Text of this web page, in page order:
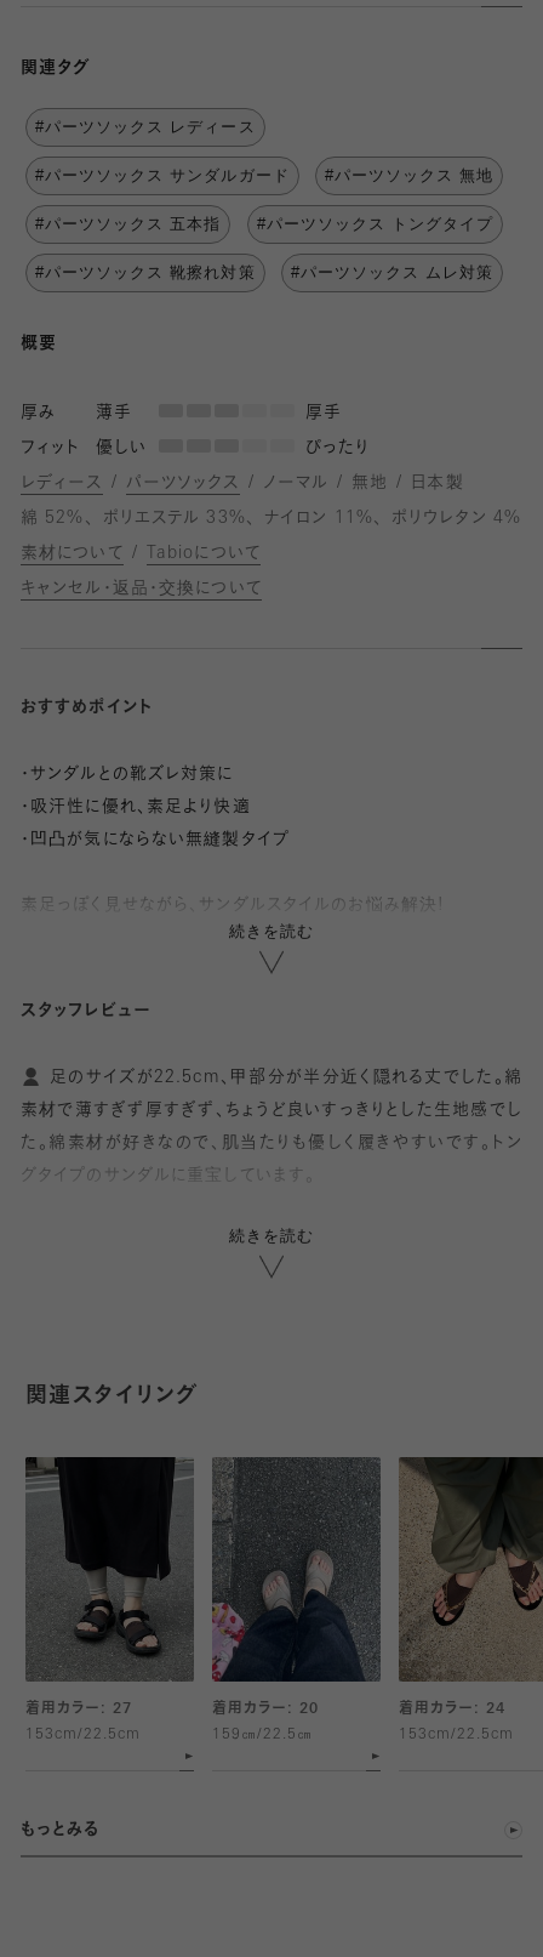
関連タグ
#パーツソックス レディース
#パーツソックス サンダルガード #パーツソックス 無地
#パーツソックス 五本指 #パーツソックス トングタイプ
#パーツソックス 靴擦れ対策 #パーツソックス ムレ対策
概要
厚み 薄手
厚手
フィット
優しい
ぴったり
レディース
パーツソックス ノーマル 無地
日本製
綿 52%
ポリエステル 33% ナイロン 11%
ポリウレタン 4%
素材について
Tabioについて
キャンセル・返品・交換について
おすすめポイント
・サンダルとの靴ズレ対策に
・吸汗性に優れ、素足より快適
・凹凸が気にならない無縫製タイプ
素足っぽく見せながら、サンダルスタイルのお悩み解決!
サンダルと肌が直接触れる部分を守り、靴ズレ防止に役立つ便利
なトングソックス。
サラッとした履き心地で汗を吸い取り、暑い時期の足指のベタベ
タによる不快感の軽減やムレ対策にも役立ちます。
程よい生地の厚さで、ごろつきのない快適な着用感です。
独立した親指部分が押さえになるのでズレにくく、たくさん歩く日
す。
サンダルにはもちろん、浴衣で下駄を履く時にもおすすめです。
続きを読む
スタッフレビュー
足のサイズが22.5cm、甲部分が半分近く隠れる丈でした。綿
素材で薄すぎず厚すぎず、ちょうど良いすっきりとした生地感でし
た。綿素材が好きなので、肌当たりも優しく履きやすいです。トン
グタイプのサンダルに重宝しています。
アイボリーとゴールドのトングサンダルを持っているので<27
ベージュモク><22チャ>を購入。足を包む面積が広めなので、汗
ンダルにとても合います。
甲の部分が深めにできているので、歩いていてズレてくる心配
もなく履けます。また、履いていることを忘れるくらい程よいフィッ
ト感で肌触りも柔らかいので、素足よりも快適です。一度履いたら
素足にサンダルには戻れません。
脱げずらく、薄手で蒸れない!親指が長めの作りでトングサン
ダルの時に履くと親指をしっかりカバーしてくれます!
ストレスなく履ける!親指部分が長めにとってあることで指の間の
痛さ軽減がとても感じられる。
続きを読む
関連スタイリング
着用カラー: 27
153cm/22.5cm
着用カラー: 20
159㎝/22.5㎝
着用カラー: 24
153cm/22.5cm
もっとみる